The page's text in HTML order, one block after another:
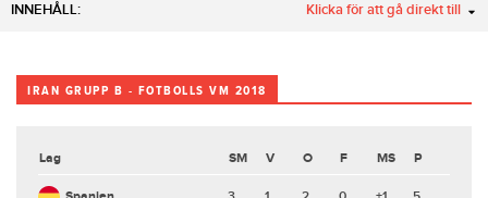
INNEHÅLL: Klicka för att gå direkt till
IRAN GRUPP B - FOTBOLLS VM 2018
Lag SM V O F MS P